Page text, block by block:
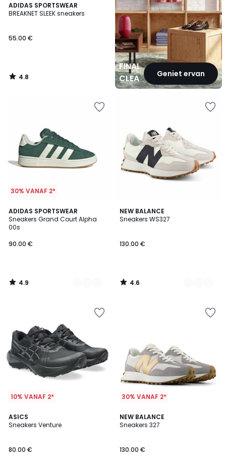
ADIDAS SPORTSWEAR
BREAKNET SLEEK sneakers
55.00 €
4.8
/ 5
4.8
/
FINAL
CLEARANCEGeniet ervan
30% VANAF 2*
ADIDAS SPORTSWEAR
Sneakers Grand Court Alpha
00s
90.00 €
4.9
/ 5
2
Kleuren
4.9
/
NEW BALANCE
Sneakers WS327
130.00 €
4.6
/ 5
3
Kleuren
4.6
/
10% VANAF 2*
ASICS
Sneakers Venture
80.00 €
4.9
/ 5
2
Kleuren
30% VANAF 2*
NEW BALANCE
Sneakers 327
130.00 €
4.6
/ 5
2
Kleuren